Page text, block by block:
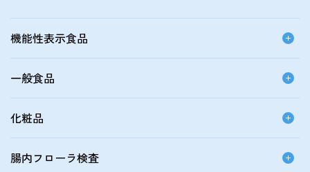
機能性表示食品
一般食品
化粧品
腸内フローラ検査